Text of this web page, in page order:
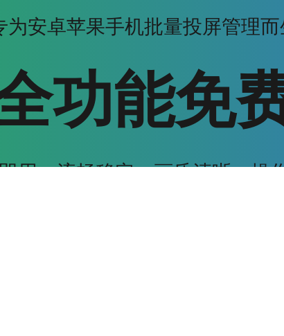
为安卓苹果手机批量投屏管理而
功能免
用，流畅稳定，画质清晰，操